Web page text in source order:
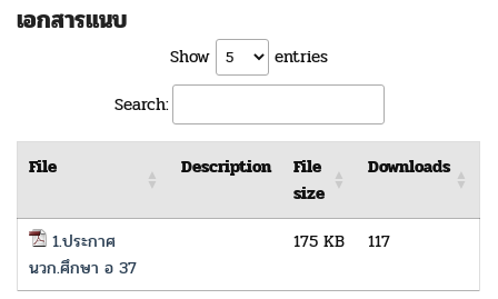
เอกสารแนบ
Show
entries
Search:
File Description
File
size
Downloads
1.ประกาศ
นวก.ศึกษา อ 37
175 KB 117